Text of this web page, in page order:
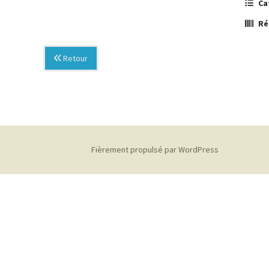
Retour
Fièrement propulsé par WordPress